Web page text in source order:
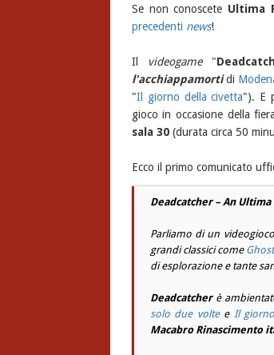
Se non conoscete Ultima
precedenti news!
Il videogame"
l'acchiappamortidi
"Il giorno della civetta"). E
gioco in occasione della fiera
sala 30(durata circa 50
Ecco il primo comunicato
Deadcatcher – An
Parliamo di un
grandi classici come
di esplorazione e tante
Deadcatcherè
solo due voltee Il
Macabro Rinascimento